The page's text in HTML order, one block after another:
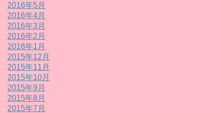
2016年5月
2016年4月
2016年3月
2016年2月
2016年1月
2015年12月
2015年11月
2015年10月
2015年9月
2015年8月
2015年7月